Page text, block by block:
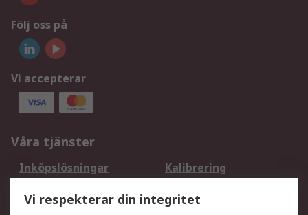
Följ oss på
Vi accepterar
Våra tjänster
Inköpslösningar
Kalibrering
DesignSpark
Teknisk Support
Vi respekterar din integritet